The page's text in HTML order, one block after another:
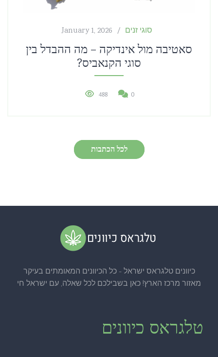
January 1, 2026 סוגי זנים
סאטיבה מול אינדיקה – מה ההבדל בין
סוגי הקנאביס?
488 0
לכל הכתבות
כיוונים טלגראס ישראל - כל הכיוונים המאומתים בעיקר
מאזור מרכז הארץ! כאן בשבילכם לכל שאלה, עם ישראל חי
טלגראס כיוונים